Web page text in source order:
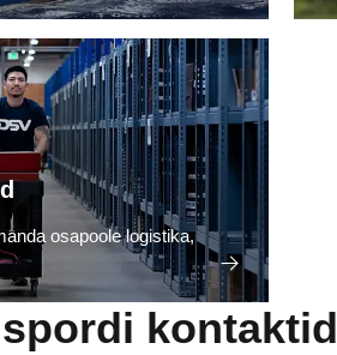
osapoole logistika,
kontaktid